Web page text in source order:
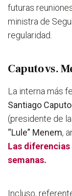
futuras
ministra de
regularidad.
Caputo vs.
La interna más
Santiago Caputo
(presidente de
“Lule” Menem,
Las
semanas.
Incluso,